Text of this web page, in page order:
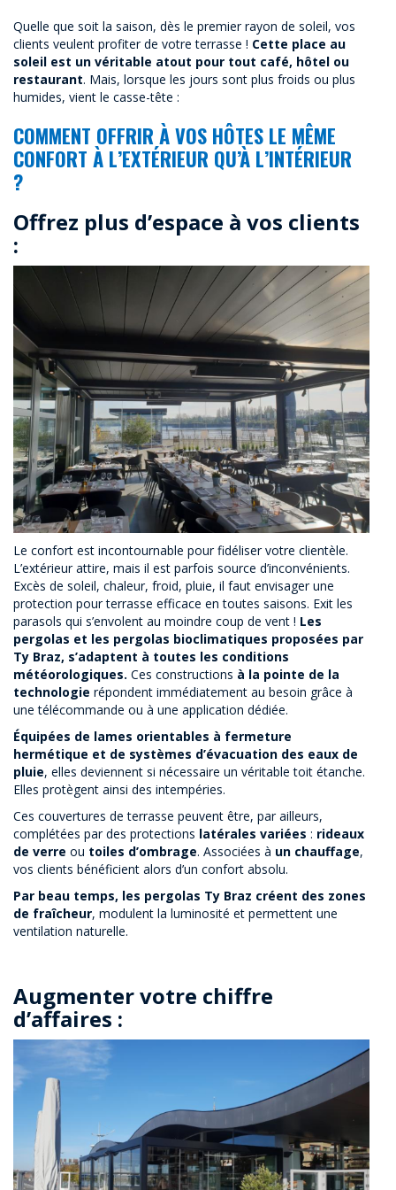
Quelle que soit la saison, dès le premier rayon de soleil, vos
clients veulent profiter de votre terrasse ! Cette place au
soleil est un véritable atout pour tout café, hôtel ou
restaurant. Mais, lorsque les jours sont plus froids ou plus
humides, vient le casse-tête :
COMMENT OFFRIR À VOS HÔTES LE MÊME
CONFORT À L’EXTÉRIEUR QU’À L’INTÉRIEUR
?
Offrez plus d’espace à vos clients
:
Le confort est incontournable pour fidéliser votre clientèle.
L’extérieur attire, mais il est parfois source d’inconvénients.
Excès de soleil, chaleur, froid, pluie, il faut envisager une
protection pour terrasse efficace en toutes saisons. Exit les
parasols qui s’envolent au moindre coup de vent ! Les
pergolas et les pergolas bioclimatiques proposées par
Ty Braz, s’adaptent à toutes les conditions
météorologiques. Ces constructions à la pointe de la
technologie répondent immédiatement au besoin grâce à
une télécommande ou à une application dédiée.
Équipées de lames orientables à fermeture
hermétique et de systèmes d’évacuation des eaux de
pluie, elles deviennent si nécessaire un véritable toit étanche.
Elles protègent ainsi des intempéries.
Ces couvertures de terrasse peuvent être, par ailleurs,
complétées par des protections latérales variées : rideaux
de verre ou toiles d’ombrage. Associées à un chauffage,
vos clients bénéficient alors d’un confort absolu.
Par beau temps, les pergolas Ty Braz créent des zones
de fraîcheur, modulent la luminosité et permettent une
ventilation naturelle.
Augmenter votre chiffre
d’affaires :